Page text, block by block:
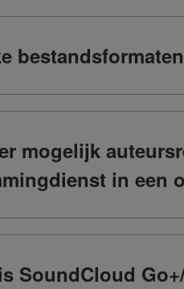
mogelijk
in een
SoundCloud